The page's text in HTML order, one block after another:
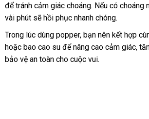
để tránh cảm giác choáng. Nếu có choáng
vài phút sẽ hồi phục nhanh chóng.
Trong lúc dùng popper, bạn nên kết hợp
hoặc bao cao su để nâng cao cảm giác,
bảo vệ an toàn cho cuộc vui.